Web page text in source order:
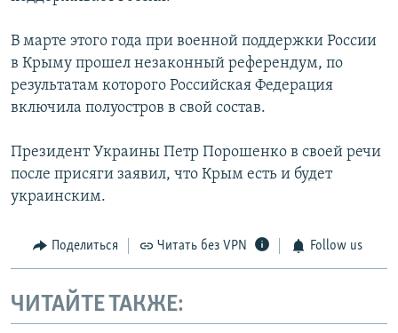
В марте этого года при военной поддержки России
в Крыму прошел незаконный референдум, по
результатам которого Российская Федерация
включила полуостров в свой состав.
Президент Украины Петр Порошенко в своей речи
после присяги заявил, что Крым есть и будет
украинским.
Поделиться Читать без VPN Follow us
ЧИТАЙТЕ ТАКЖЕ: